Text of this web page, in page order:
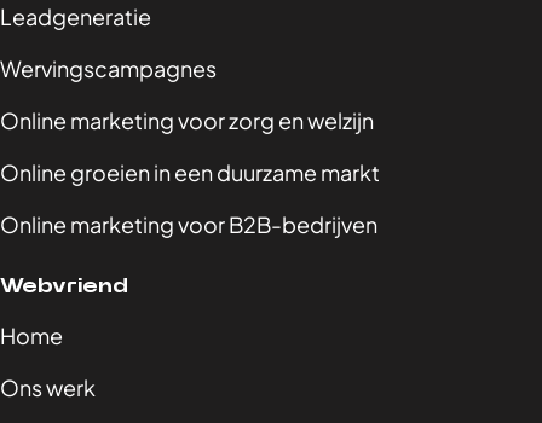
Leadgeneratie
Wervingscampagnes
Online marketing voor zorg en welzijn
Online groeien in een duurzame markt
Online marketing voor B2B-bedrijven
Webvriend
Home
Ons werk